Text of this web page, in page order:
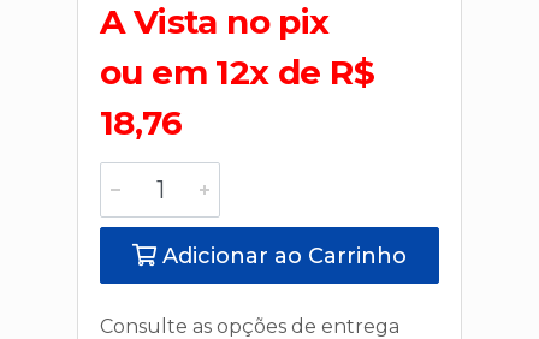
A Vista no pix
ou em 12x de R$
18,76
Adicionar ao Carrinho
Consulte as opções de entrega